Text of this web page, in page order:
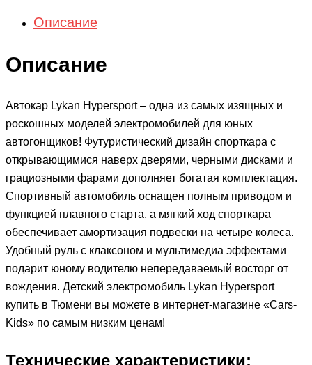
Описание
Описание
Автокар Lykan Hypersport – одна из самых изящных и
роскошных моделей электромобилей для юных
автогонщиков! Футуристический дизайн спорткара с
открывающимися наверх дверями, черными дисками и
грациозными фарами дополняет богатая комплектация.
Спортивный автомобиль оснащен полным приводом и
функцией плавного старта, а мягкий ход спорткара
обеспечивает амортизация подвески на четыре колеса.
Удобный руль с клаксоном и мультимедиа эффектами
подарит юному водителю непередаваемый восторг от
вождения. Детский электромобиль Lykan Hypersport
купить в Тюмени вы можете в интернет-магазине «Cars-
Kids» по самым низким ценам!
Технические характеристики: